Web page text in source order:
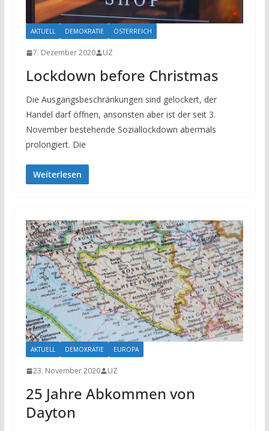
AKTUELL DEMOKRATIE ÖSTERREICH
7. Dezember 2020 UZ
Lockdown before Christmas
Die Ausgangsbeschränkungen sind gelockert, der
Handel darf öffnen, ansonsten aber ist der seit 3.
November bestehende Soziallockdown abermals
prolongiert. Die
Weiterlesen
AKTUELL DEMOKRATIE EUROPA
23. November 2020 UZ
25 Jahre Abkommen von
Dayton